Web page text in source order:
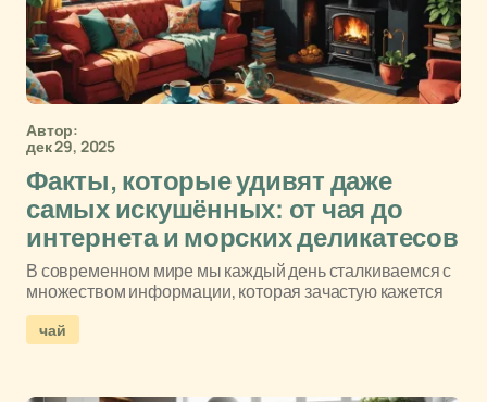
Автор:
дек 29, 2025
Факты, которые удивят даже
самых искушённых: от чая до
интернета и морских деликатесов
В современном мире мы каждый день сталкиваемся с
множеством информации, которая зачастую кажется
чай